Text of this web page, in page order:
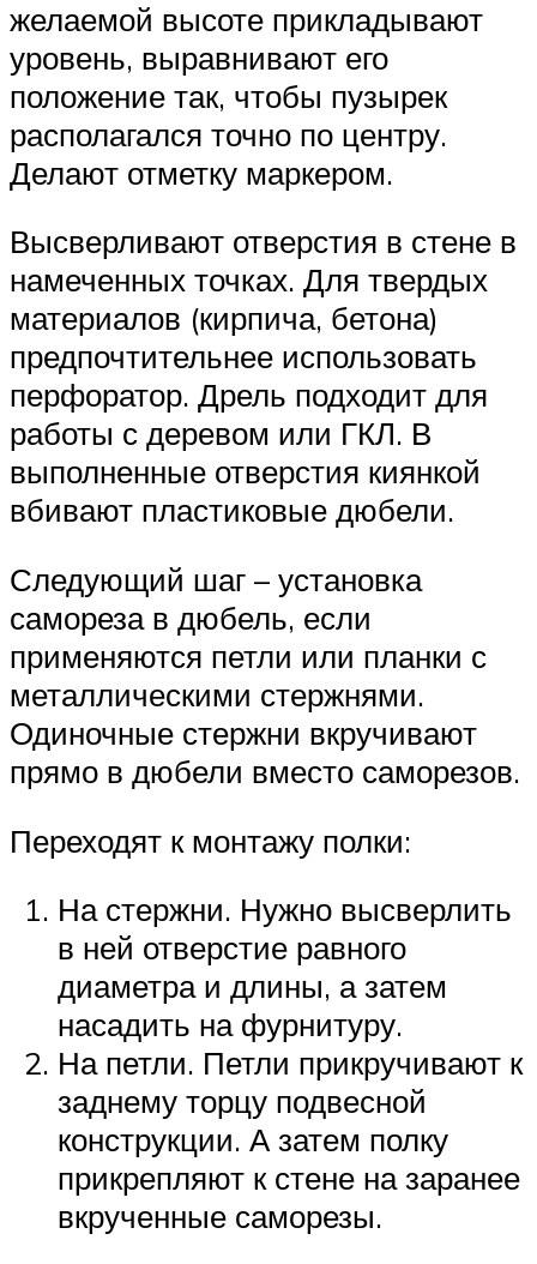
желаемой высоте прикладывают
уровень, выравнивают его
положение так, чтобы пузырек
располагался точно по центру.
Делают отметку маркером.
Высверливают отверстия в стене в
намеченных точках. Для твердых
материалов (кирпича, бетона)
предпочтительнее использовать
перфоратор. Дрель подходит для
работы с деревом или ГКЛ. В
выполненные отверстия киянкой
вбивают пластиковые дюбели.
Следующий шаг – установка
самореза в дюбель, если
применяются петли или планки с
металлическими стержнями.
Одиночные стержни вкручивают
прямо в дюбели вместо саморезов.
Переходят к монтажу полки:
На стержни. Нужно высверлить
в ней отверстие равного
диаметра и длины, а затем
насадить на фурнитуру.
На петли. Петли прикручивают к
заднему торцу подвесной
конструкции. А затем полку
прикрепляют к стене на заранее
вкрученные саморезы.